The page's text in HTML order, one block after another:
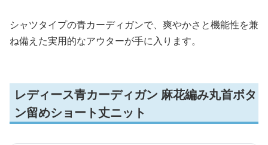
シャツタイプの青カーディガンで、爽やかさと機能性を兼
ね備えた実用的なアウターが手に入ります。
レディース青カーディガン 麻花編み丸首ボタ
ン留めショート丈ニット